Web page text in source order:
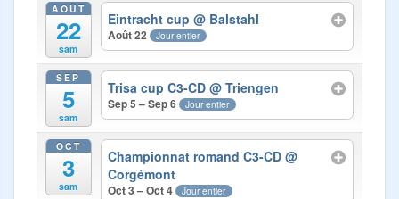
AOÛT
22
sam
Eintracht cup@ Balstahl
Août 22 Jour entier
SEP
5
sam
Trisa cup C3-CD@ Triengen
Sep 5 – Sep 6 Jour entier
OCT
3
sam
Championnat romand C3-CD@
Corgémont
Oct 3 – Oct 4 Jour entier